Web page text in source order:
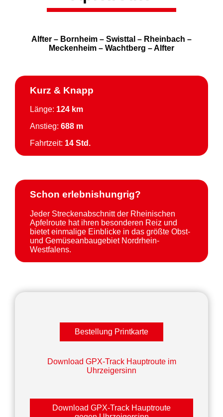
Alfter – Bornheim – Swisttal – Rheinbach –
Meckenheim – Wachtberg – Alfter
Kurz & Knapp
Länge: 124 km
Anstieg: 688 m
Fahrtzeit: 14 Std.
Schon erlebnishungrig?
Jeder Streckenabschnitt der Rheinischen
Apfelroute hat ihren besonderen Reiz und
bietet einmalige Einblicke in das größte Obst-
und Gemüseanbaugebiet Nordrhein-
Westfalens.
Bestellung Printkarte
Download GPX-Track Hauptroute im
Uhrzeigersinn
Download GPX-Track Hauptroute